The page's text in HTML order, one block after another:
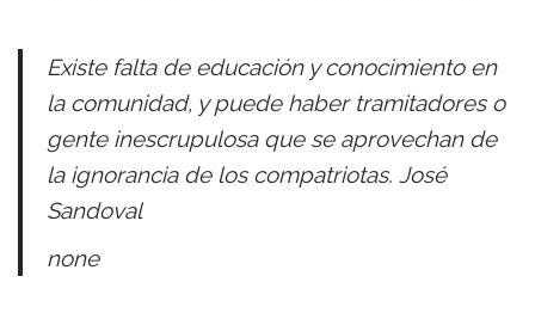
Existe falta de educación y conocimiento en
la comunidad, y puede haber tramitadores o
gente inescrupulosa que se aprovechan de
la ignorancia de los compatriotas. José
Sandoval
none